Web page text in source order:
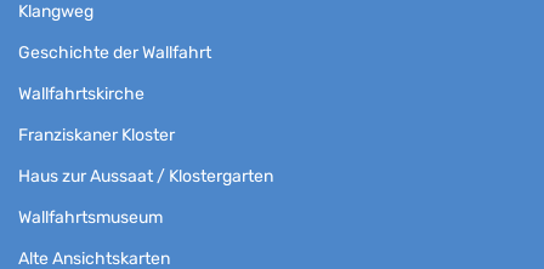
Klangweg
Geschichte der Wallfahrt
Wallfahrtskirche
Franziskaner Kloster
Haus zur Aussaat / Klostergarten
Wallfahrtsmuseum
Alte Ansichtskarten